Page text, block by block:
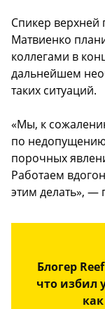
Спикер верхней
Матвиенко
коллегами в
дальнейшем
таких ситуаций.
«Мы, к
по
порочных
Работаем
этим делать», —
Блогер
что избил